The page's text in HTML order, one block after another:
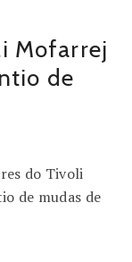
Mofarrej
de
do Tivoli
de mudas de